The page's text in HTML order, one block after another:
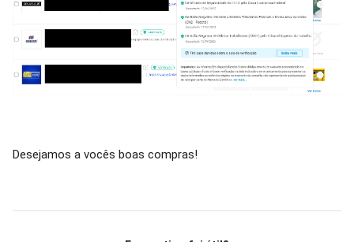
Desejamos a vocês boas compras!